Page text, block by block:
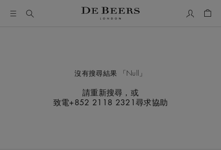
沒有搜尋結果 Null
請重新搜尋，或
致電+852 2118 2321尋求協助